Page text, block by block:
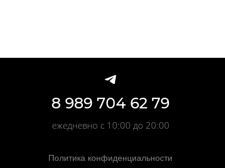
8 989 704 62 79
ежедневно с 10:00 до 20:00
Политика конфиденциальности